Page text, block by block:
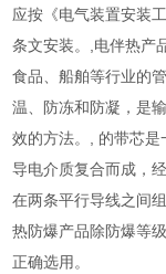
应按《电气装置安装
条文安装。,电伴热产
食品、船舶等行业的
温、防冻和防凝，是
效的方法。, 的带芯
导电介质复合而成，
在两条平行导线之间
热防爆产品除防爆等
正确选用。